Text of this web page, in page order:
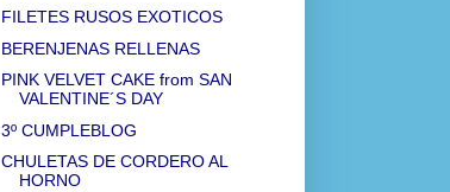
FILETES RUSOS EXOTICOS
BERENJENAS RELLENAS
PINK VELVET CAKE from SAN
VALENTINE´S DAY
3º CUMPLEBLOG
CHULETAS DE CORDERO AL
HORNO